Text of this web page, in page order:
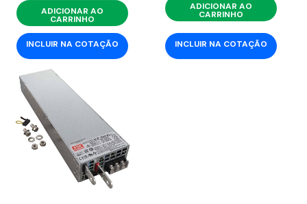
ADICIONAR AO
CARRINHO
INCLUIR NA COTAÇÃO
ADICIONAR AO
CARRINHO
INCLUIR NA COTAÇÃO